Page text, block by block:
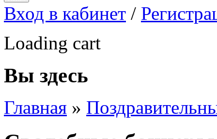
Вход в кабинет /
Loading cart
Вы здесь
Главная »